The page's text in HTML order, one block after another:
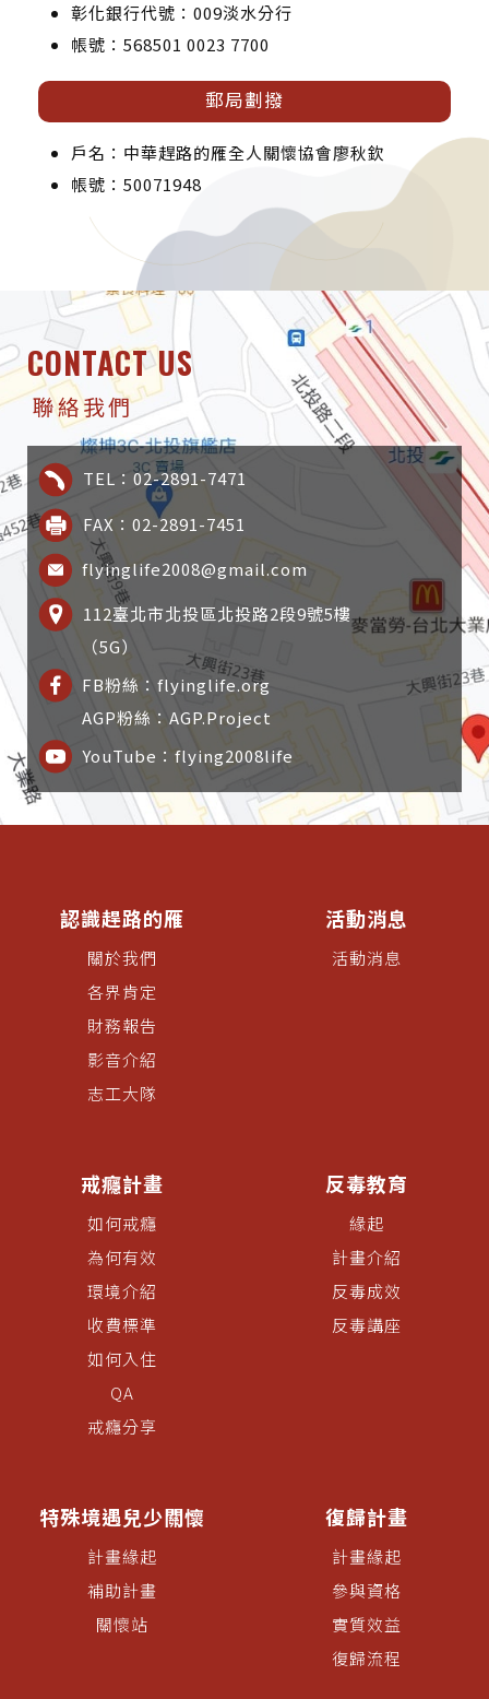
彰化銀行代號：009淡水分行
帳號：568501 0023 7700
郵局劃撥
戶名：中華趕路的雁全人關懷協會廖秋欽
帳號：50071948
CONTACT US
聯絡我們
TEL：02-2891-7471
FAX：02-2891-7451
flyinglife2008@gmail.com
112臺北市北投區北投路2段9號5樓
（5G）
FB粉絲：flyinglife.org
AGP粉絲：AGP.Project
YouTube：flying2008life
認識趕路的雁
關於我們
各界肯定
財務報告
影音介紹
志工大隊
活動消息
活動消息
戒癮計畫
如何戒癮
為何有效
環境介紹
收費標準
如何入住
QA
戒癮分享
反毒教育
緣起
計畫介紹
反毒成效
反毒講座
特殊境遇兒少關懷
計畫緣起
補助計畫
關懷站
復歸計畫
計畫緣起
參與資格
實質效益
復歸流程